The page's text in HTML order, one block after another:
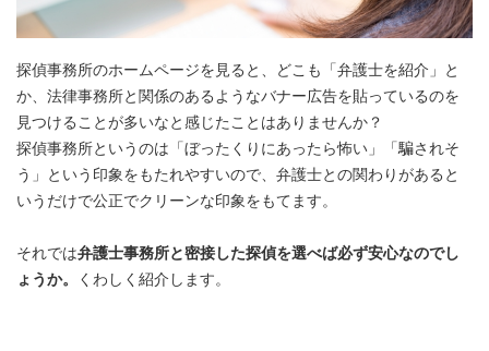
探偵事務所のホームページを見ると、どこも「弁護士を紹介」と
か、法律事務所と関係のあるようなバナー広告を貼っているのを
見つけることが多いなと感じたことはありませんか？
探偵事務所というのは「ぼったくりにあったら怖い」「騙されそ
う」という印象をもたれやすいので、弁護士との関わりがあると
いうだけで公正でクリーンな印象をもてます。
それでは弁護士事務所と密接した探偵を選べば必ず安心なのでし
ょうか。
くわしく紹介します。